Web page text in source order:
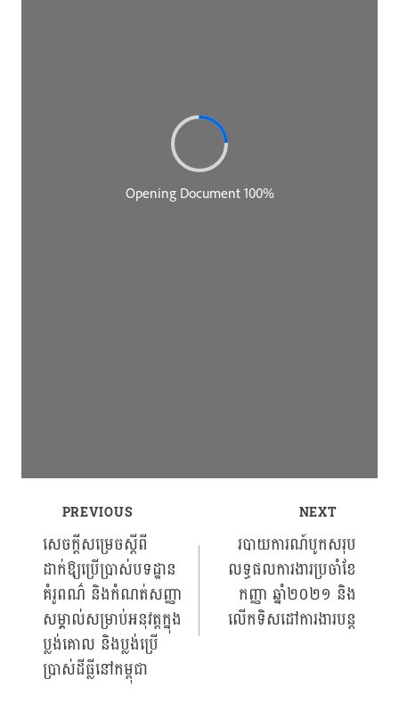
Post
navigation
PREVIOUS
សេចក្ដីសម្រេចស្ដីពី
ដាក់ឱ្យប្រើប្រាស់បទដ្ឋាន
គំរូពណ៌ និងកំណត់សញ្ញា
សម្គាល់សម្រាប់អនុវត្តក្នុង
ប្លង់គោល និងប្លង់ប្រើ
ប្រាស់ដីធ្លីនៅកម្ពុជា
NEXT
របាយការណ៍បូកសរុប
លទ្ធផលការងារប្រចាំខែ
កញ្ញា ឆ្នាំ២០២១ និង
លើកទិសដៅការងារបន្ត